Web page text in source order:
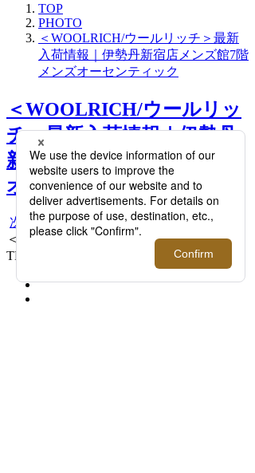
TOP
PHOTO
＜WOOLRICH/ウールリッチ＞最新
入荷情報｜伊勢丹新宿店メンズ館7階
メンズオーセンティック
＜WOOLRICH/ウールリッ
チ＞最新入荷情報｜伊勢丹
新宿店メンズ館7階メンズ
オーセンティック >>
次へ
＜WOOLRICH/ウールリッチ＞RIP STOP
TRAVEL VEST 36,300円 WOVE0064K